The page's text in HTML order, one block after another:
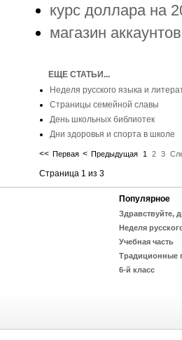
курс доллара на
магазин
ЕЩЕ СТАТЬИ...
Неделя русского языка и
Страницы семейной славы
День школьных библиотек
Дни здоровья и спорта в школе
<< Первая < Предыдущая 1 2 3
Страница 1 из 3
Популярное
Здравствуйте,
Неделя
Учебная часть
Традиционные
6-й класс